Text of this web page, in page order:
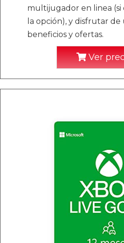
multijugador en linea
la opción), y disfrutar
beneficios y ofertas.
Ver